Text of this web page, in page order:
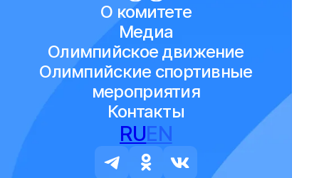
О комитете
Медиа
Олимпийское движение
Олимпийские спортивные
мероприятия
Контакты
RUEN